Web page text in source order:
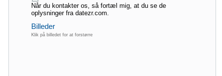
Når du kontakter os, så fortæl mig, at du se de
oplysninger fra datezr.com.
Billeder
Klik på billedet for at forstørre